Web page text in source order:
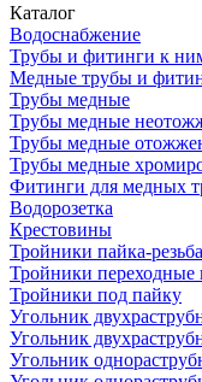
Каталог
Водоснабжение
Трубы и фитинги к
Медные трубы и
Трубы медные
Трубы медные
Трубы медные
Трубы медные
Фитинги для медных
Водорозетка
Крестовины
Тройники пайка-резьба
Тройники переходные
Тройники под пайку
Угольник
Угольник
Угольник